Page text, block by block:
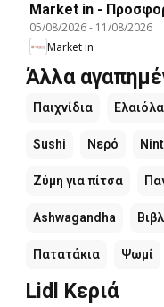
Market in -
05/08/2026- 11/08/2026
Market in
Άλλα
Παιχνίδια
Sushi Νερό
Ζύμη για πίτσα
Ashwagandha
Πατατάκια Ψωμί
Lidl Κεριά